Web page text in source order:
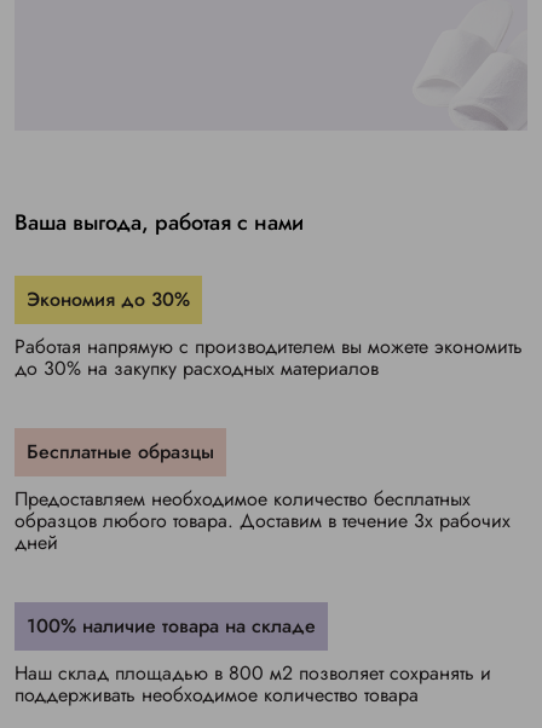
Ваша выгода, работая с нами
Экономия до 30%
Работая напрямую с производителем вы можете экономить
до 30% на закупку расходных материалов
Бесплатные образцы
Предоставляем необходимое количество бесплатных
образцов любого товара. Доставим в течение 3х рабочих
дней
100% наличие товара на складе
Наш склад площадью в 800 м2 позволяет сохранять и
поддерживать необходимое количество товара